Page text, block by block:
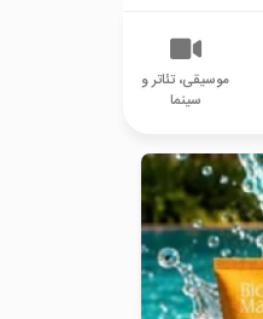
موسیقی، تئاتر و
سینما